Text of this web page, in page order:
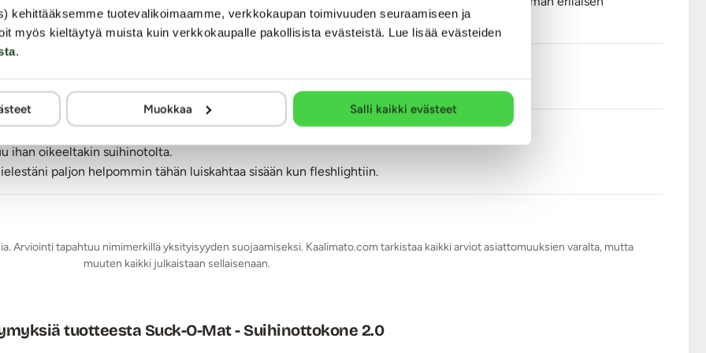
kehittääksemme tuotevalikoimaamme, verkkokaupan toimivuuden seuraamiseen ja
myös kieltäytyä muista kuin verkkokaupalle pakollisista evästeistä. Lue lisää evästeiden
.
Muokkaa Salli kaikki evästeet
tai langattoman kaukosäätimen painikkeilla.
käyttää vaikka olisi ikkuna auki.
ihan oikeeltakin suihinotolta.
paljon helpommin tähän luiskahtaa sisään kun fleshlightiin.
Arviointi tapahtuu nimimerkillä yksityisyyden suojaamiseksi. Kaalimato.com tarkistaa kaikki arviot asiattomuuksien varalta, mutta
muuten kaikki julkaistaan sellaisenaan.
tuotteesta Suck-O-Mat - Suihinottokone 2.0